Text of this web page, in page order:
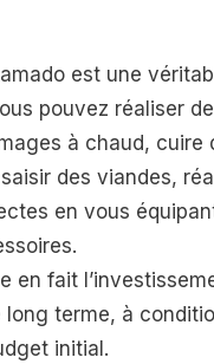
est une
pouvez réaliser
à chaud, cuire
des viandes,
en vous
en fait
long terme, à
initial.